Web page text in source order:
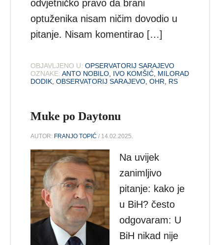
odvjetničko pravo da brani
optuženika nisam ničim dovodio u
pitanje. Nisam komentirao […]
OBJAVLJENO U: OPSERVATORIJ SARAJEVO
OZNAKE: ANTO NOBILO IVO KOMŠIĆ MILORAD
DODIK ,OBSERVATORIJ SARAJEVO ,OHR RS
Muke po Daytonu
AUTOR: FRANJO TOPIĆ / 14.02.2025.
Na uvijek
zanimljivo
pitanje: kako je
u BiH? često
odgovaram: U
BiH nikad nije